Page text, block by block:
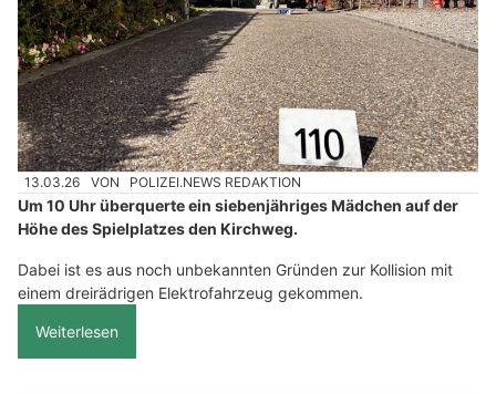
13.03.26 VON POLIZEI.NEWS REDAKTION
Um 10 Uhr überquerte ein siebenjähriges Mädchen auf der
Höhe des Spielplatzes den Kirchweg.
Dabei ist es aus noch unbekannten Gründen zur Kollision mit
einem dreirädrigen Elektrofahrzeug gekommen.
Weiterlesen